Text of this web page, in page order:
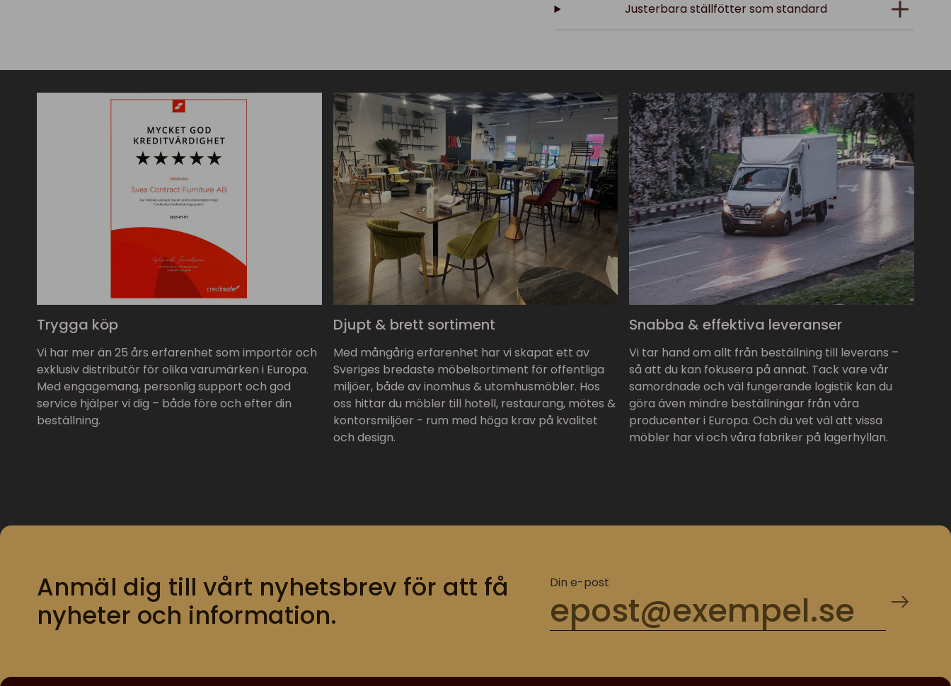
Justerbara ställfötter som standard
Trygga köp
Vi har mer än 25 års erfarenhet som importör och
exklusiv distributör för olika varumärken i Europa.
Med engagemang, personlig support och god
service hjälper vi dig – både före och efter din
beställning.
Djupt & brett sortiment
Med mångårig erfarenhet har vi skapat ett av
Sveriges bredaste möbelsortiment för offentliga
miljöer, både av inomhus & utomhusmöbler. Hos
oss hittar du möbler till hotell, restaurang, mötes &
kontorsmiljöer - rum med höga krav på kvalitet
och design.
Snabba & effektiva leveranser
Vi tar hand om allt från beställning till leverans –
så att du kan fokusera på annat. Tack vare vår
samordnade och väl fungerande logistik kan du
göra även mindre beställningar från våra
producenter i Europa. Och du vet väl att vissa
möbler har vi och våra fabriker på lagerhyllan.
Anmäl dig till vårt nyhetsbrev för att få
nyheter och information.
Din e-post